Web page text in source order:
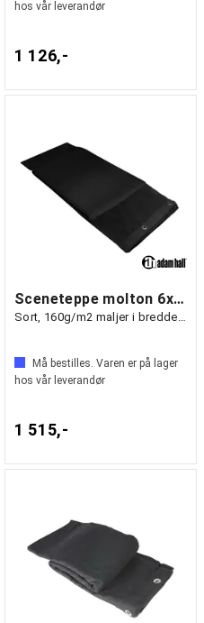
hos vår leverandør
1 126,-
Sceneteppe molton 6x3m ferdigsydd
Sort, 160g/m2 maljer i bredden (3m)
Må bestilles. Varen er på lager
hos vår leverandør
1 515,-